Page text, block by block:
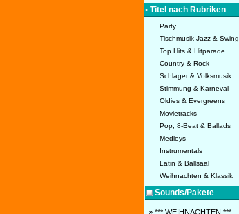
• Titel nach Rubriken
Party
Tischmusik Jazz & Swing
Top Hits & Hitparade
Country & Rock
Schlager & Volksmusik
Stimmung & Karneval
Oldies & Evergreens
Movietracks
Pop, 8-Beat & Ballads
Medleys
Instrumentals
Latin & Ballsaal
Weihnachten & Klassik
Sounds/Pakete
» *** WEIHNACHTEN ***